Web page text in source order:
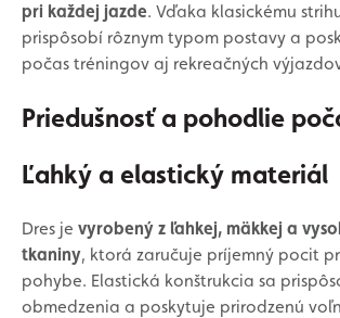
pri každej jazde. Vďaka klasickému
prispôsobí rôznym typom postavy a
počas tréningov aj rekreačných
Priedušnosť a pohodlie
Ľahký a elastický materiál
Dres je vyrobený z ľahkej, mäkkej a
tkaniny, ktorá zaručuje príjemný pocit
pohybe. Elastická konštrukcia sa
obmedzenia a poskytuje prirodzenú